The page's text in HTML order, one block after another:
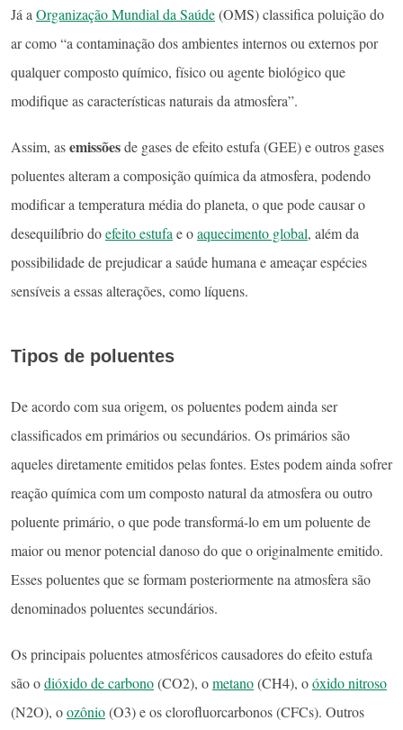
Já a Organização Mundial da Saúde(OMS) classifica poluição do
ar como “a contaminação dos ambientes internos ou externos por
qualquer composto químico, físico ou agente biológico que
modifique as características naturais da atmosfera”.
Assim, asemissõesde gases de efeito estufa (GEE) e outros gases
poluentes alteram a composição química da atmosfera, podendo
modificar a temperatura média do planeta, o que pode causar o
desequilíbrio doefeito estufa e oaquecimento global, além da
possibilidade de prejudicar a saúde humana e ameaçar espécies
sensíveis a essas alterações, como líquens.
Tipos de poluentes
De acordo com sua origem, os poluentes podem ainda ser
classificados em primários ou secundários. Os primários são
aqueles diretamente emitidos pelas fontes. Estes podem ainda sofrer
reação química com um composto natural da atmosfera ou outro
poluente primário, o que pode transformá-lo em um poluente de
maior ou menor potencial danoso do que o originalmente emitido.
Esses poluentes que se formam posteriormente na atmosfera são
denominados poluentes secundários.
Os principais poluentes atmosféricos causadores do efeito estufa
são odióxido de carbono(CO2), ometano(CH4), oóxido nitroso
(N2O), oozônio(O3) e os clorofluorcarbonos (CFCs). Outros